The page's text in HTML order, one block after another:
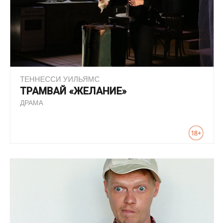
ТЕННЕССИ УИЛЬЯМС
ТРАМВАЙ «ЖЕЛАНИЕ»
ДРАМА